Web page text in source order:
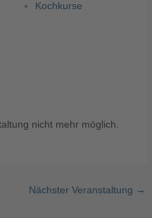
Kochkurse
nicht mehr möglich.
Nächster Veranstaltung →